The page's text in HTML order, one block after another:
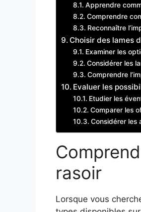
Apprendre
Comprendre
Reconnaître
Choisir des lames
Examiner les
Considérer les
Comprendre
Evaluer les
Etudier les
Comparer les
Considérer les
rasoir
Lorsque vous